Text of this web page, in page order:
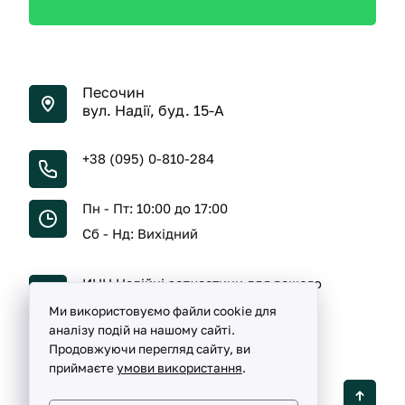
Песочин
вул. Надії, буд. 15-А
+38 (095) 0-810-284
Пн - Пт: 10:00 до 17:00
Сб - Нд: Вихідний
ИНН Надійні запчастини для вашого
Ми використовуємо файли cookie для
аналізу подій на нашому сайті.
Продовжуючи перегляд сайту, ви
приймаєтеумови використання.